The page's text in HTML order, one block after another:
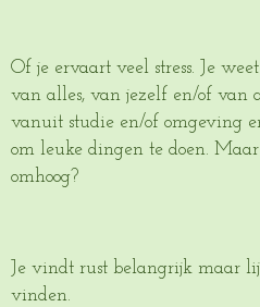
Of je ervaart veel stress. Je
van alles, van jezelf en/of van
vanuit studie en/of omgeving
om leuke dingen te doen.
omhoog?
Je vindt rust belangrijk maar
vinden.